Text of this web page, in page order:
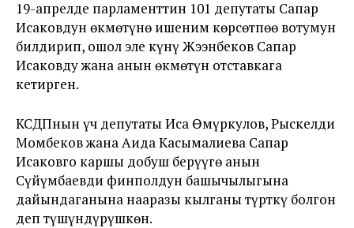
19-апрелде парламенттин 101 депутаты Сапар
Исаковдун өкмөтүнө ишеним көрсөтпөө вотумун
билдирип, ошол эле күнү Жээнбеков Сапар
Исаковду жана анын өкмөтүн отставкага
кетирген.
КСДПнын үч депутаты Иса Өмүркулов, Рыскелди
Момбеков жана Аида Касымалиева Сапар
Исаковго каршы добуш берүүгө анын
Сүйүмбаевди финполдун башычылыгына
дайындаганына нааразы кылганы түрткү болгон
деп түшүндүрүшкөн.